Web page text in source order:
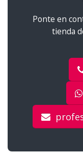
Ponte en
tienda